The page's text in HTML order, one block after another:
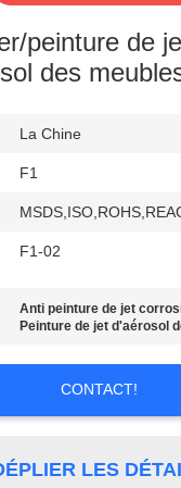
peinture de
des
La Chine
F1
F1-02
Anti peinture de jet
Peinture de jet d'aérosol
CONTACT!
LES